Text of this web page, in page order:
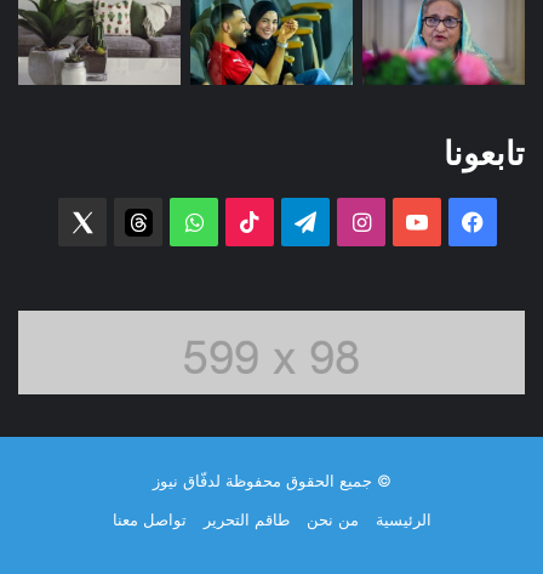
تابعونا
فيسبوك ‫YouTubeانستقرامتيلقرام ‫TikTok واتساب threads
© جميع الحقوق محفوظة لدفّاق نيوز
الرئيسية
من نحن طاقم التحرير تواصل معنا